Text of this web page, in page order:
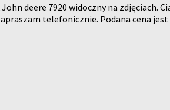
deere 7920 widoczny na zdjęciach.
telefonicznie. Podana cena